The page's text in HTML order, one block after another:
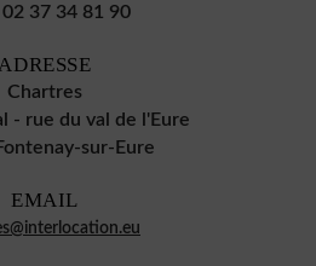
02 37 34 81 90
Chartres
- rue du val de l'Eure
sur-Eure
EMAIL